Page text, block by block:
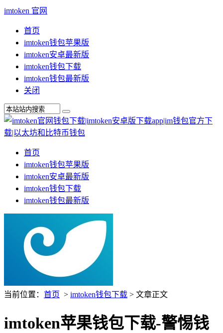
imtoken 官网
首页
imtoken钱包苹果版
imtoken安卓最新版
imtoken钱包下载
imtoken钱包最新版
关闭
首页
imtoken钱包苹果版
imtoken安卓最新版
imtoken钱包下载
imtoken钱包最新版
当前位置： 首页 > imtoken钱包下载 > 文章正文
imtoken苹果钱包下载-警惕钱